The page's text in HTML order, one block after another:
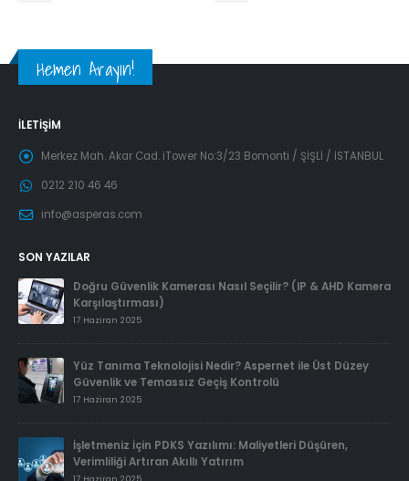
Hemen Arayın!
İLETIŞIM
Merkez Mah. Akar Cad. iTower No:3/23 Bomonti / ŞİŞLİ / İSTANBUL
0212 210 46 46
info@asperas.com
SON YAZILAR
Doğru Güvenlik Kamerası Nasıl Seçilir? (IP & AHD Kamera
Karşılaştırması)
17 Haziran 2025
Yüz Tanıma Teknolojisi Nedir? Aspernet ile Üst Düzey
Güvenlik ve Temassız Geçiş Kontrolü
17 Haziran 2025
İşletmeniz İçin PDKS Yazılımı: Maliyetleri Düşüren,
Verimliliği Artıran Akıllı Yatırım